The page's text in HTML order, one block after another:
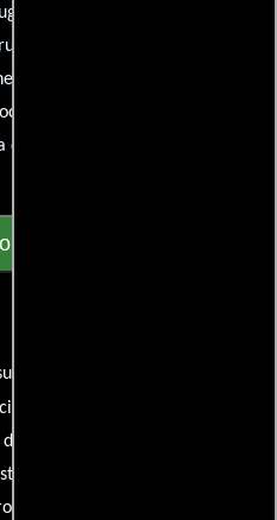
para expresarlo. ¡No te
una comunidad apasionada
y series nunca se detenga.
tu mundo cinematográfico.
se proyecta nuestra
participación es clave para hacer
completo. Queremos
cinematográfica, pero
algún dato faltante en la ficha
en la sinopsis o el elenco?